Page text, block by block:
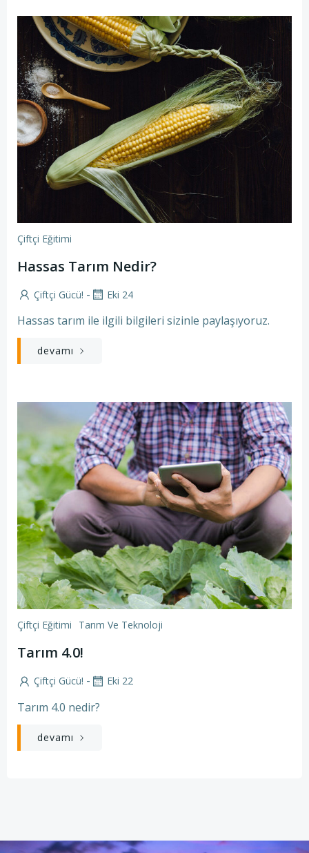
Çiftçi Eğitimi
Hassas Tarım Nedir?
Çiftçi Gücü! - Eki 24
Hassas tarım ile ilgili bilgileri sizinle paylaşıyoruz.
devamı
Çiftçi Eğitimi Tarım Ve Teknoloji
Tarım 4.0!
Çiftçi Gücü! - Eki 22
Tarım 4.0 nedir?
devamı